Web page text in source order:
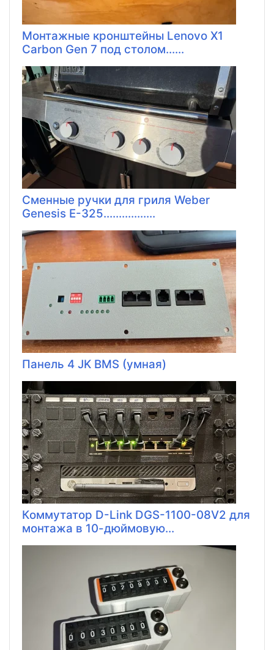
Монтажные кронштейны Lenovo X1
Carbon Gen 7 под столом......
Сменные ручки для гриля Weber
Genesis E-325.................
Панель 4 JK BMS (умная)
Коммутатор D-Link DGS-1100-08V2 для
монтажа в 10-дюймовую...